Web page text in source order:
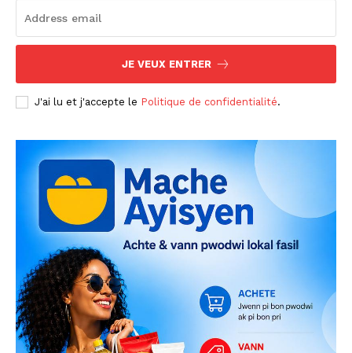
JE VEUX ENTRER
J'ai lu et j'accepte le Politique de confidentialité.